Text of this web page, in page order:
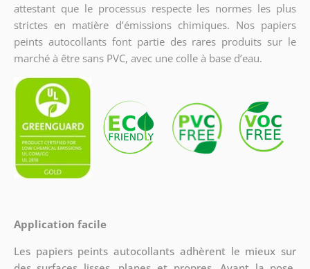
attestant que le processus respecte les normes les plus
strictes en matière d’émissions chimiques. Nos papiers
peints autocollants font partie des rares produits sur le
marché à être sans PVC, avec une colle à base d’eau.
Application facile
Les papiers peints autocollants adhèrent le mieux sur